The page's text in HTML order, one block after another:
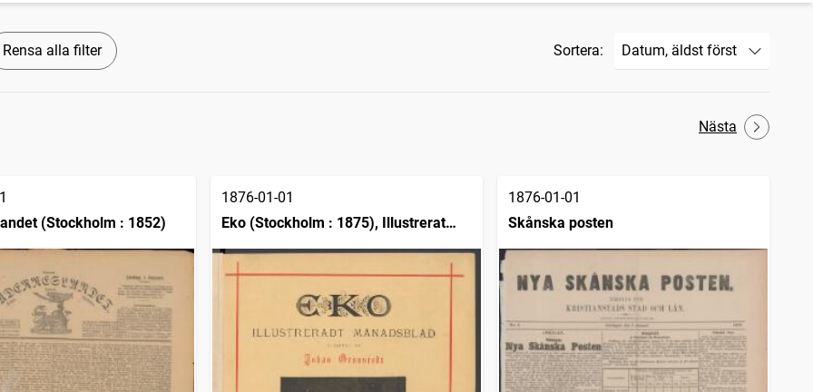
Rensa alla filter Sortera:
Nästa
(Stockholm : 1852)
1876-01-01
Eko (Stockholm : 1875), Illustrerat
månadsblad
1876-01-01
Skånska posten